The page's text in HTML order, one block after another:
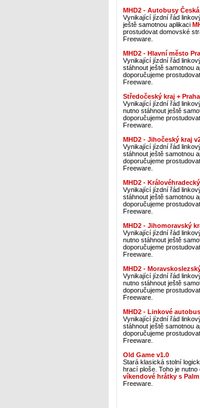
MHD2 - Autobusy
Vynikající jízdní řád
ještě samotnou aplikaci
prostudovat domovské
Freeware.
MHD2 - Hlavní město
Vynikající jízdní řád
stáhnout ještě samotnou
doporučujeme
Freeware.
Středočeský kraj +
Vynikající jízdní řád
nutno stáhnout ještě
doporučujeme
Freeware.
MHD2 - Jihočeský kraj
Vynikající jízdní řád
stáhnout ještě samotnou
doporučujeme
Freeware.
MHD2 -
Vynikající jízdní řád
stáhnout ještě samotnou
doporučujeme
Freeware.
MHD2 - Jihomoravský
Vynikající jízdní řád
nutno stáhnout ještě
doporučujeme
Freeware.
MHD2 -
Vynikající jízdní řád
nutno stáhnout ještě
doporučujeme
Freeware.
MHD2 - Linkové
Vynikající jízdní řád
stáhnout ještě samotnou
doporučujeme
Freeware.
Old Game v1.0
Stará klasická stolní
hrací ploše. Toho je
víkendové hrátky s Palm
Freeware.